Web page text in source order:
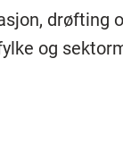
drøfting
og